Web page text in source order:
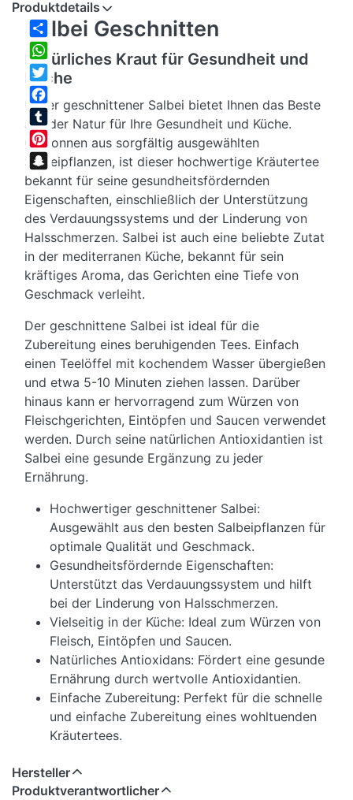
Share
WhatsApp
Twitter
Facebook
Tumblr
Pinterest
Snapchat
Produktdetails
Salbei Geschnitten
Natürliches Kraut für Gesundheit und
Küche
Unser geschnittener Salbei bietet Ihnen das Beste
aus der Natur für Ihre Gesundheit und Küche.
Gewonnen aus sorgfältig ausgewählten
Salbeipflanzen, ist dieser hochwertige Kräutertee
bekannt für seine gesundheitsfördernden
Eigenschaften, einschließlich der Unterstützung
des Verdauungssystems und der Linderung von
Halsschmerzen. Salbei ist auch eine beliebte Zutat
in der mediterranen Küche, bekannt für sein
kräftiges Aroma, das Gerichten eine Tiefe von
Geschmack verleiht.
Der geschnittene Salbei ist ideal für die
Zubereitung eines beruhigenden Tees. Einfach
einen Teelöffel mit kochendem Wasser übergießen
und etwa 5-10 Minuten ziehen lassen. Darüber
hinaus kann er hervorragend zum Würzen von
Fleischgerichten, Eintöpfen und Saucen verwendet
werden. Durch seine natürlichen Antioxidantien ist
Salbei eine gesunde Ergänzung zu jeder
Ernährung.
Hochwertiger geschnittener Salbei:
Ausgewählt aus den besten Salbeipflanzen für
optimale Qualität und Geschmack.
Gesundheitsfördernde Eigenschaften:
Unterstützt das Verdauungssystem und hilft
bei der Linderung von Halsschmerzen.
Vielseitig in der Küche: Ideal zum Würzen von
Fleisch, Eintöpfen und Saucen.
Natürliches Antioxidans: Fördert eine gesunde
Ernährung durch wertvolle Antioxidantien.
Einfache Zubereitung: Perfekt für die schnelle
und einfache Zubereitung eines wohltuenden
Kräutertees.
Hersteller
Produktverantwortlicher